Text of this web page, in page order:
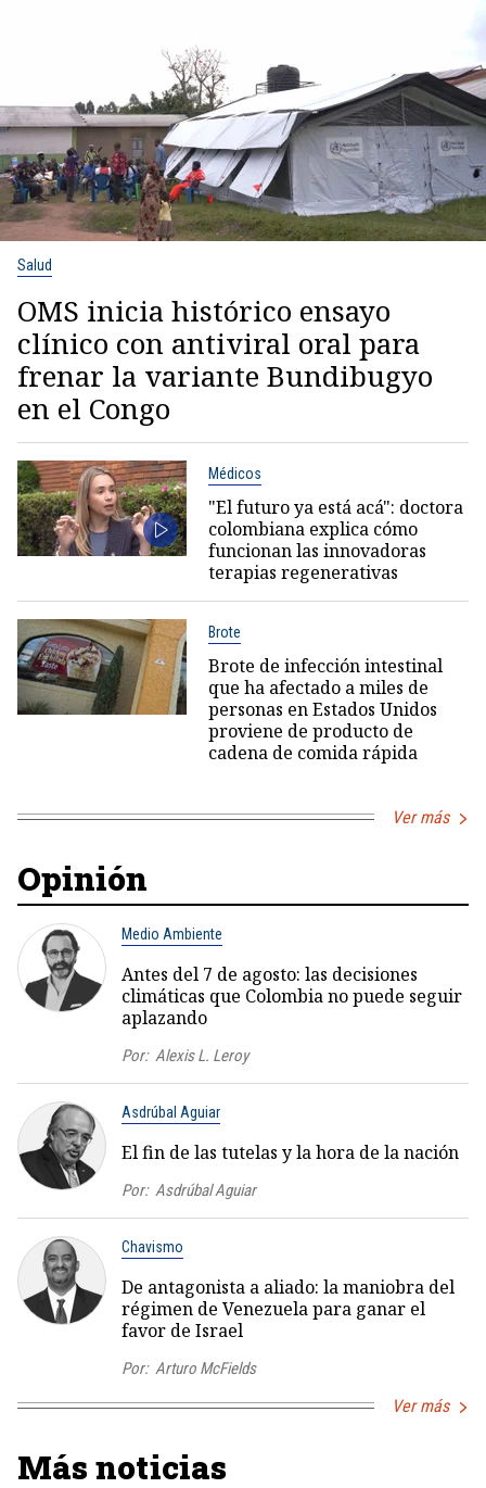
Salud
OMS inicia histórico ensayo
clínico con antiviral oral para
frenar la variante Bundibugyo
en el Congo
Médicos
"El futuro ya está acá": doctora
colombiana explica cómo
funcionan las innovadoras
terapias regenerativas
Brote
Brote de infección intestinal
que ha afectado a miles de
personas en Estados Unidos
proviene de producto de
cadena de comida rápida
Ver más
Opinión
Medio Ambiente
Antes del 7 de agosto: las decisiones
climáticas que Colombia no puede seguir
aplazando
Por: Alexis L. Leroy
Asdrúbal Aguiar
El fin de las tutelas y la hora de la nación
Por: Asdrúbal Aguiar
Chavismo
De antagonista a aliado: la maniobra del
régimen de Venezuela para ganar el
favor de Israel
Por: Arturo McFields
Ver más
Más noticias